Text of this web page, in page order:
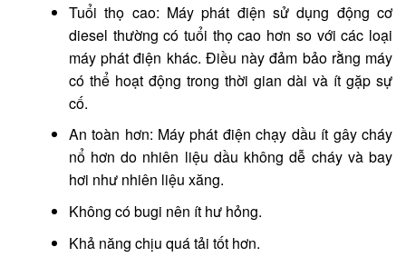
Tuổi thọ cao: Máy phát điện sử dụng động cơ
diesel thường có tuổi thọ cao hơn so với các loại
máy phát điện khác. Điều này đảm bảo rằng máy
có thể hoạt động trong thời gian dài và ít gặp sự
cố.
An toàn hơn: Máy phát điện chạy dầu ít gây cháy
nổ hơn do nhiên liệu dầu không dễ cháy và bay
hơi như nhiên liệu xăng.
Không có bugi nên ít hư hỏng.
Khả năng chịu quá tải tốt hơn.